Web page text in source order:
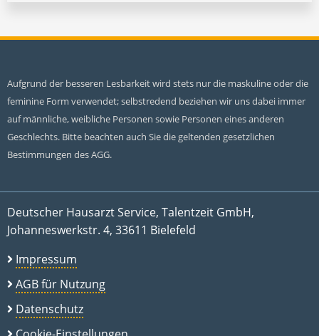
Aufgrund der besseren Lesbarkeit wird stets nur die maskuline oder die
feminine Form verwendet; selbstredend beziehen wir uns dabei immer
auf männliche, weibliche Personen sowie Personen eines anderen
Geschlechts. Bitte beachten auch Sie die geltenden gesetzlichen
Bestimmungen des AGG.
Deutscher Hausarzt Service, Talentzeit GmbH,
Johanneswerkstr. 4, 33611 Bielefeld
Impressum
AGB für Nutzung
Datenschutz